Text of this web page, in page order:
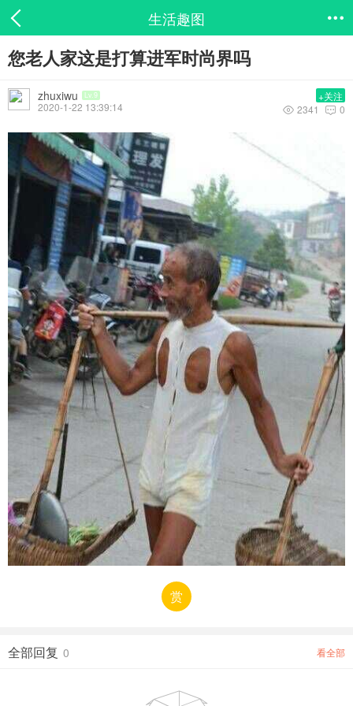
生活趣图 
您老人家这是打算进军时尚界吗
zhuxiwu Lv.9
+关注
2020-1-22 13:39:14
 0
 2341
赏
全部回复 0 看全部